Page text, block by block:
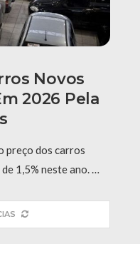
Novos
2026 Pela
preço dos carros
1,5% neste ano. …